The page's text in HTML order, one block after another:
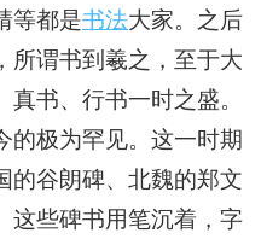
等都是书法大家。之后
所谓书到羲之，至于大
书、行书一时之盛。
的极为罕见。这一时期
的谷朗碑、北魏的郑文
这些碑书用笔沉着，字